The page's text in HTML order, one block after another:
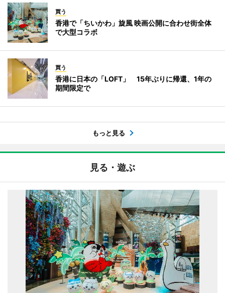
買う
香港で「ちいかわ」旋風 映画公開に合わせ街全体
で大型コラボ
買う
香港に日本の「LOFT」 15年ぶりに帰還、1年の
期間限定で
もっと見る
見る・遊ぶ